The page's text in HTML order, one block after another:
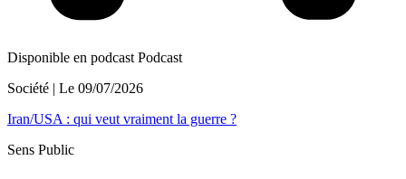
Disponible en podcast Podcast
Société | Le 09/07/2026
Iran/USA : qui veut vraiment la guerre ?
Sens Public